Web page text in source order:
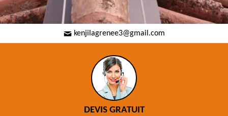
kenjilagrenee3@gmail.com
DEVIS GRATUIT